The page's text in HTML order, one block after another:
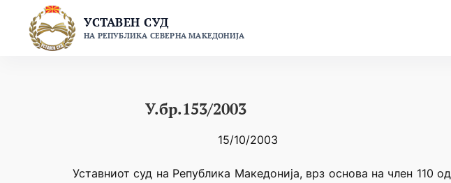
content
УСТАВЕН СУД
НА РЕПУБЛИКА СЕВЕРНА МАКЕДОНИЈА
У.бр.153/2003
15/10/2003
Уставниот суд на Република Македонија, врз основа на член 110